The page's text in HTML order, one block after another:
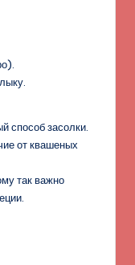
способ засолки.
от квашеных
так важно